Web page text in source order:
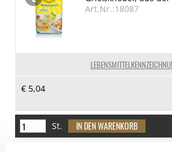
Fett
17 g
davon gesättigte Fettsäuren
7.3 g
Art.Nr.:18087
€ 5,04
St.